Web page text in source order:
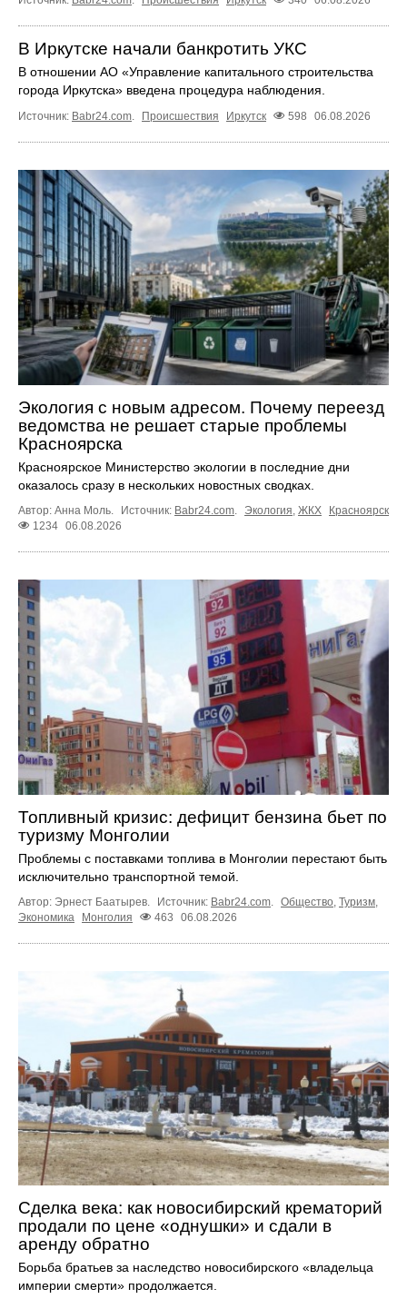
В Иркутске начали банкротить УКС
В отношении АО «Управление капитального строительства
города Иркутска» введена процедура наблюдения.
Источник: Babr24.com. Происшествия Иркутск 598 06.08.2026
Экология с новым адресом. Почему переезд
ведомства не решает старые проблемы
Красноярска
Красноярское Министерство экологии в последние дни
оказалось сразу в нескольких новостных сводках.
Автор: Анна Моль. Источник: Babr24.com. Экология, ЖКХ
Красноярск
1234 06.08.2026
Топливный кризис: дефицит бензина бьет по
туризму Монголии
Проблемы с поставками топлива в Монголии перестают быть
исключительно транспортной темой.
Автор: Эрнест Баатырев. Источник: Babr24.com Общество Туризм
Экономика
Монголия 463 06.08.2026
Сделка века: как новосибирский крематорий
продали по цене «однушки» и сдали в
аренду обратно
Борьба братьев за наследство новосибирского «владельца
империи смерти» продолжается.